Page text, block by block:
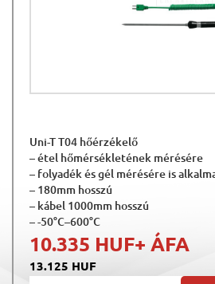
Uni-T T04 hőérzékelő
– étel hőmérsékletének mérésére
– folyadék és gél mérésére is
– 180mm hosszú
– kábel 1000mm hosszú
– -50°C–600°C
10.335 HUF+ ÁFA
13.125 HUF